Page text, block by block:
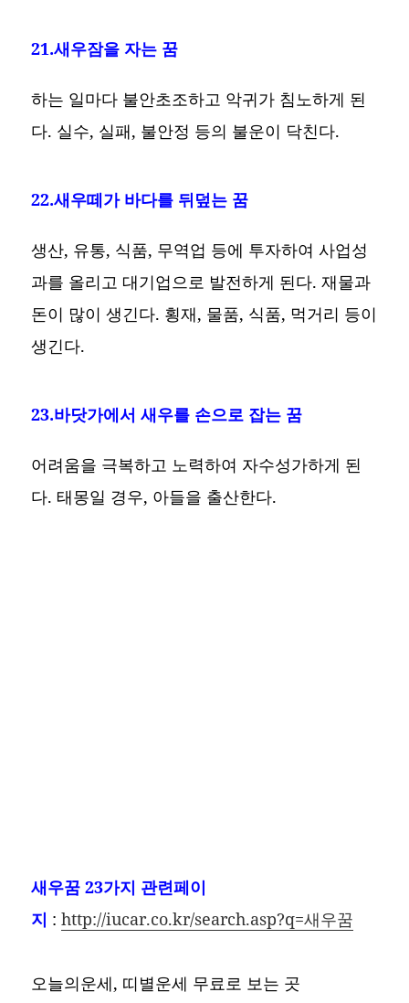
21.새우잠을 자는 꿈
하는 일마다 불안초조하고 악귀가 침노하게 된
다. 실수, 실패, 불안정 등의 불운이 닥친다.
22.새우떼가 바다를 뒤덮는 꿈
생산, 유통, 식품, 무역업 등에 투자하여 사업성
과를 올리고 대기업으로 발전하게 된다. 재물과
돈이 많이 생긴다. 횡재, 물품, 식품, 먹거리 등이
생긴다.
23.바닷가에서 새우를 손으로 잡는 꿈
어려움을 극복하고 노력하여 자수성가하게 된
다. 태몽일 경우, 아들을 출산한다.
새우꿈23가지 관련페이
지 :http://iucar.co.kr/search.asp?q=새우꿈
오늘의운세, 띠별운세 무료로 보는 곳